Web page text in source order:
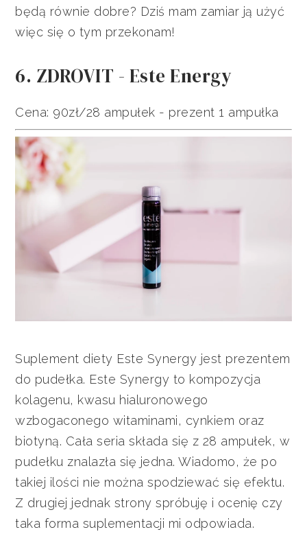
będą równie dobre? Dziś mam zamiar ją użyć
więc się o tym przekonam!
6. ZDROVIT - Este Energy
Cena: 90zł/28 ampułek - prezent 1 ampułka
Suplement diety Este Synergy jest prezentem
do pudełka. Este Synergy to kompozycja
kolagenu, kwasu hialuronowego
wzbogaconego witaminami, cynkiem oraz
biotyną. Cała seria składa się z 28 ampułek, w
pudełku znalazła się jedna. Wiadomo, że po
takiej ilości nie można spodziewać się efektu.
Z drugiej jednak strony spróbuję i ocenię czy
taka forma suplementacji mi odpowiada.